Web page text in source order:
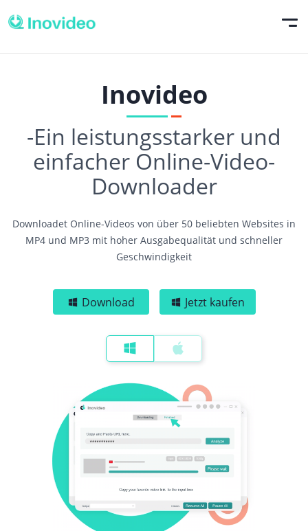
Inovideo
-Ein leistungsstarker und
einfacher Online-Video-
Downloader
Downloadet Online-Videos von über 50 beliebten Websites in
MP4 und MP3 mit hoher Ausgabequalität und schneller
Geschwindigkeit
Download Jetzt kaufen